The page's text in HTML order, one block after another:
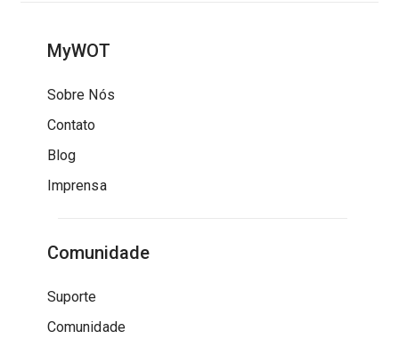
MyWOT
Sobre Nós
Contato
Blog
Imprensa
Comunidade
Suporte
Comunidade